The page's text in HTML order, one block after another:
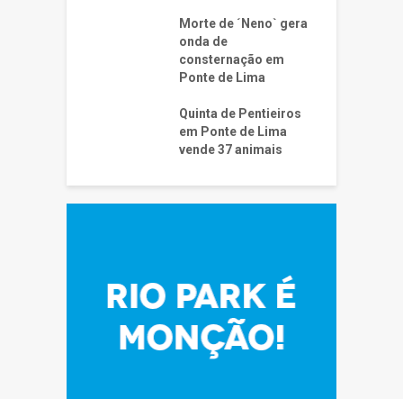
Morte de ´Neno` gera
onda de
consternação em
Ponte de Lima
Quinta de Pentieiros
em Ponte de Lima
vende 37 animais